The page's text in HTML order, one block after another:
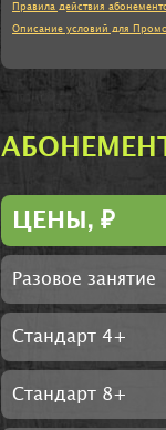
Правила действия
Описание условий для
ЦЕНЫ, ₽
Разовое занятие
Стандарт 4+
Стандарт 8+